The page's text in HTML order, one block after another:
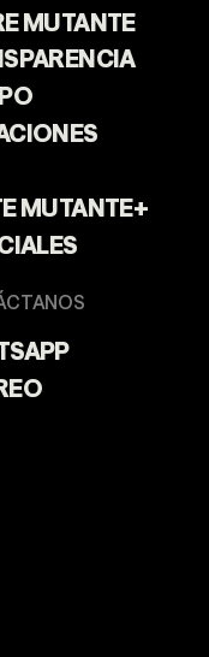
MUTANTE
MUTANTE+